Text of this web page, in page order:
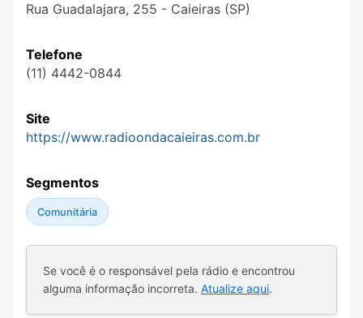
Rua Guadalajara, 255 - Caieiras (SP)
Telefone
(11) 4442-0844
Site
https://www.radioondacaieiras.com.br
Segmentos
Comunitária
Se você é o responsável pela rádio e encontrou
alguma informação incorreta. Atualize aqui.